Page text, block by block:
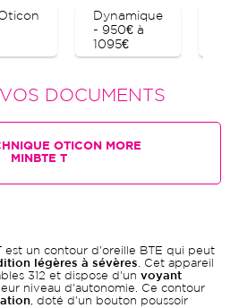
Dynamique
- 950€ à
1095€
DOCUMENTS
OTICON MORE
MINBTE T
est un contour d'oreille BTE qui peut
légères à sévères . Cet appareil
312 et dispose d'un voyant
niveau d'autonomie. Ce contour
, doté d'un bouton poussoir